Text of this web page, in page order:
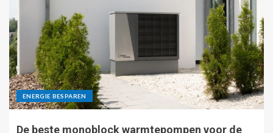
ENERGIE BESPAREN
De beste monoblock warmtepompen voor de